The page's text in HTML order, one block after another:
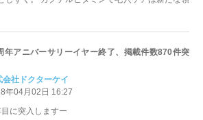
年アニバーサリーイヤー終了、掲載件数870件突
会社ドクターケイ
年04月02日 16:27
に突入しますー